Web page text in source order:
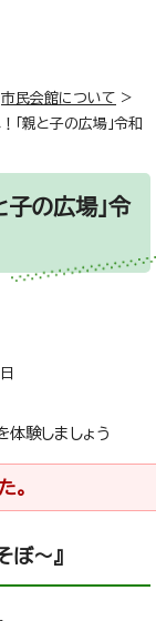
市民会館について
>
親と子の広場」令和
の広場」令
体験しましょう
。
ぼ～』